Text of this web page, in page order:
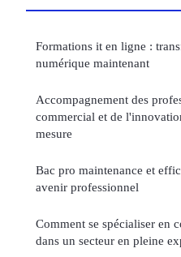
Formations it en ligne :
numérique maintenant
Accompagnement des
commercial et de
mesure
Bac pro maintenance et
avenir professionnel
Comment se spécialiser en
dans un secteur en pleine